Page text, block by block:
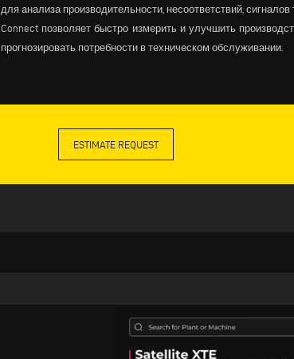
для анализа производительности, несоответствий,
Connect позволяет быстро измерить и улучшить
прогнозировать потребности в техническом обслуживании.
ESTIMATE REQUEST